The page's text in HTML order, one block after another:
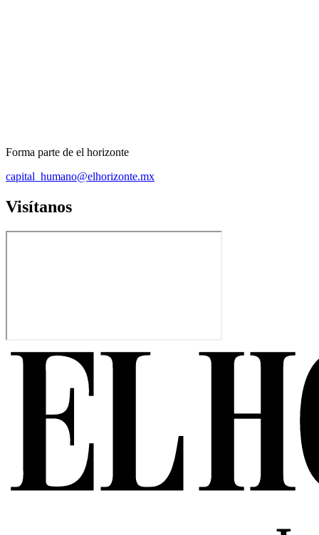
Forma parte de el horizonte
capital_humano@elhorizonte.mx
Visítanos